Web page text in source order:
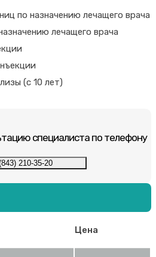
по назначению лечащего врача
лечащего врача
(с 10 лет)
специалиста по телефону
210-35-20
Цена